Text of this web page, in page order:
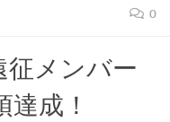
0
征メンバー
成！